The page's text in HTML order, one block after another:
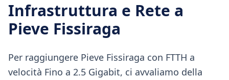
Infrastruttura e Rete a
Pieve Fissiraga
Per raggiungere Pieve Fissiraga con FTTH a
velocità Fino a 2.5 Gigabit, ci avvaliamo della